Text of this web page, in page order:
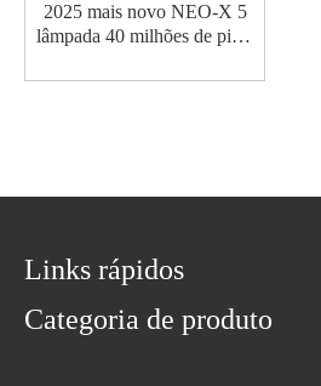
2025 mais novo NEO-X 5
lâmpada 40 milhões de pixel
30 + indicadores máquina de
Links rápidos
Categoria de produto